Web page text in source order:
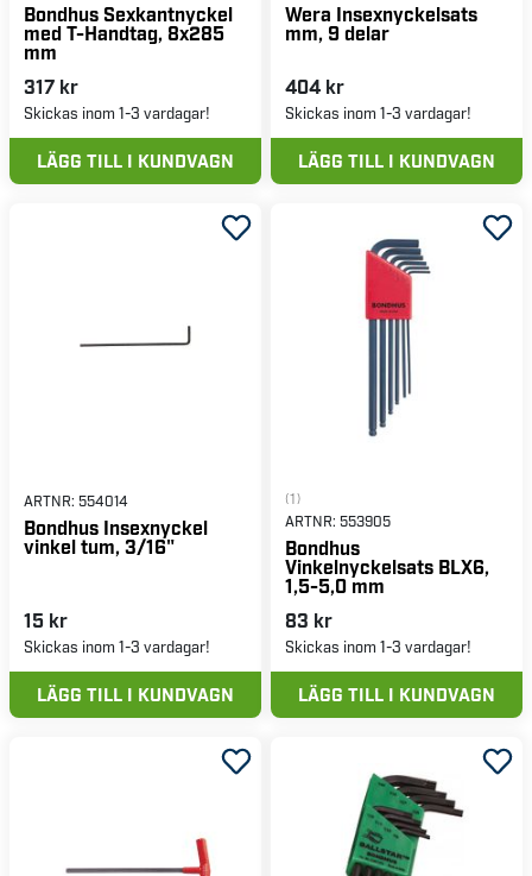
Bondhus Sexkantnyckel
med T-Handtag, 8x285
mm
317 kr
Skickas inom 1-3 vardagar!
LÄGG TILL I KUNDVAGN
Wera Insexnyckelsats
mm, 9 delar
404 kr
Skickas inom 1-3 vardagar!
LÄGG TILL I KUNDVAGN
ARTNR: 554014
Bondhus Insexnyckel
vinkel tum, 3/16"
15 kr
Skickas inom 1-3 vardagar!
LÄGG TILL I KUNDVAGN
(1)
ARTNR: 553905
Bondhus
Vinkelnyckelsats BLX6,
1,5-5,0 mm
83 kr
Skickas inom 1-3 vardagar!
LÄGG TILL I KUNDVAGN